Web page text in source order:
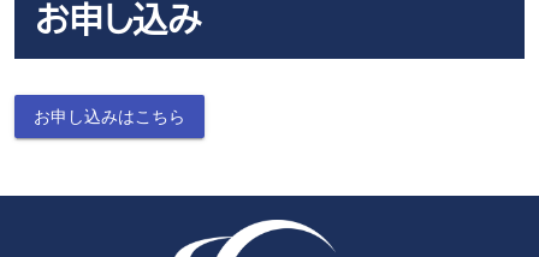
お申し込み
お申し込みはこちら